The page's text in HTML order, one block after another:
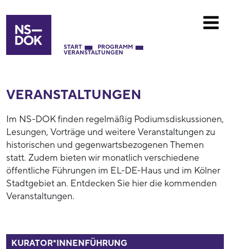
START PROGRAMM
VERANSTALTUNGEN
VERANSTALTUNGEN
Im NS-DOK finden regelmäßig Podiumsdiskussionen,
Lesungen, Vorträge und weitere Veranstaltungen zu
historischen und gegenwartsbezogenen Themen
statt. Zudem bieten wir monatlich verschiedene
öffentliche Führungen im EL-DE-Haus und im Kölner
Stadtgebiet an. Entdecken Sie hier die kommenden
Veranstaltungen.
KURATOR*INNENFÜHRUNG